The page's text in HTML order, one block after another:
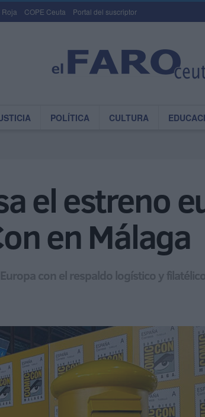
Roja COPE Ceuta Portal del suscriptor
POLÍTICA CULTURA
el estreno
en Málaga
con el respaldo logístico y